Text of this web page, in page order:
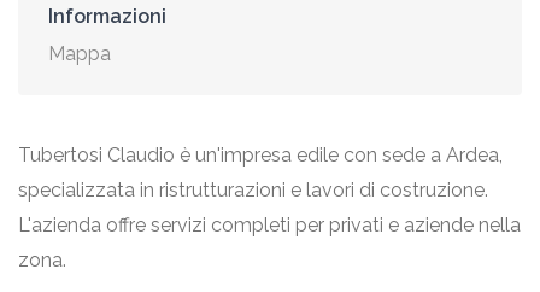
Informazioni
Mappa
Tubertosi Claudio è un'impresa edile con sede a Ardea,
specializzata in ristrutturazioni e lavori di costruzione.
L'azienda offre servizi completi per privati e aziende nella
zona.